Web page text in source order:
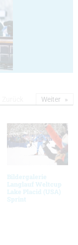
Bildergalerie
Langlauf Weltcup
Lake Placid (USA)
Sprint
Weiter